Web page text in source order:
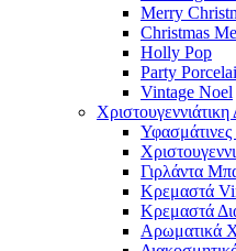
Merry
Christmas
Holly Pop
Party
Vintage Noel
Γιρλάντα
Κρεμαστά
Κρεμαστά
Αρωματικά